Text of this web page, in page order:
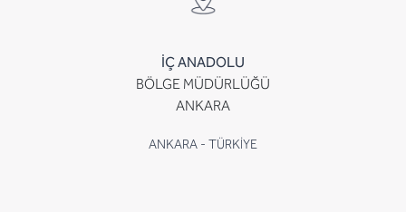
İÇ ANADOLU
BÖLGE MÜDÜRLÜĞÜ
ANKARA
ANKARA - TÜRKİYE